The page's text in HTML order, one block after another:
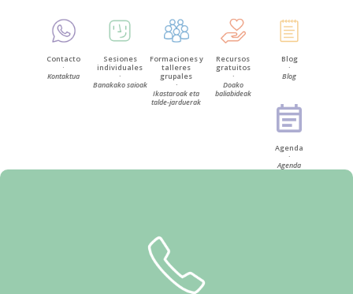
Contacto
·
Kontaktua
Sesiones
individuales
·
Banakako saioak
Formaciones y
talleres
grupales
·
Ikastaroak eta
talde-jarduerak
Recursos
gratuitos
·
Doako
baliabideak
Blog
·
Blog
Agenda
·
Agenda